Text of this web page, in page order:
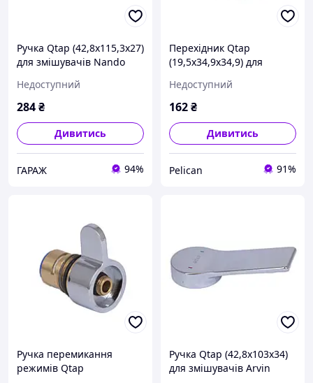
Ручка Qtap (42,8x115,3x27)
для змішувачів Nando
garage
Недоступний
284₴
Дивитись
ГАРАЖ 94%
Перехідник Qtap
(19,5x34,9x34,9) для
QTEVITER19534934949934
pelican
Недоступний
162₴
Дивитись
Pelican 91%
Ручка перемикання
режимів Qtap
Ручка Qtap (42,8x103x34)
для змішувачів Arvin